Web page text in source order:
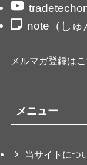
note（しゅ
メルマガ登録は
メニュー
当サイトにつ